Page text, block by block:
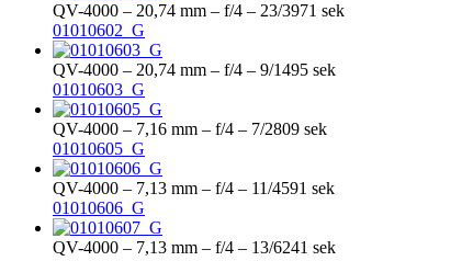
QV-4000 – 20,74 mm – f/4 – 23/3971 sek
01010602_G
QV-4000 – 20,74 mm – f/4 – 9/1495 sek
01010603_G
QV-4000 – 7,16 mm – f/4 – 7/2809 sek
01010605_G
QV-4000 – 7,13 mm – f/4 – 11/4591 sek
01010606_G
QV-4000 – 7,13 mm – f/4 – 13/6241 sek